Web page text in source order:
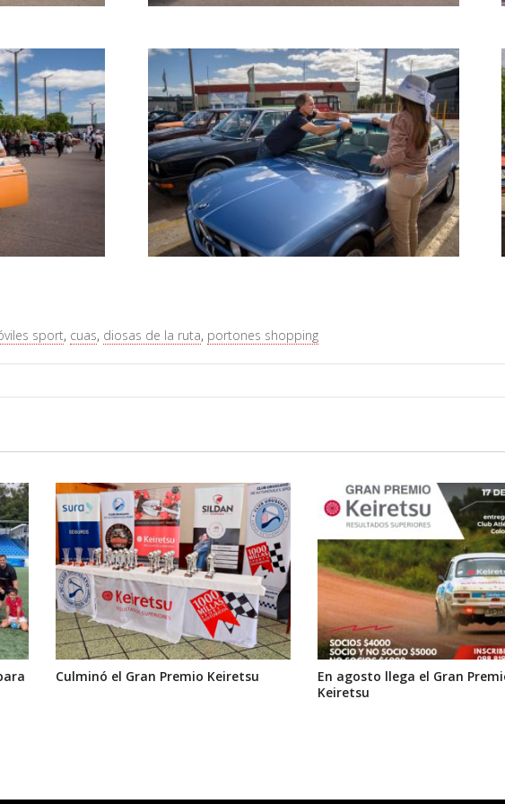
sport, cuas, diosas de la ruta, portones shopping
Culminó el Gran Premio Keiretsu
En agosto llega el Gran
Keiretsu